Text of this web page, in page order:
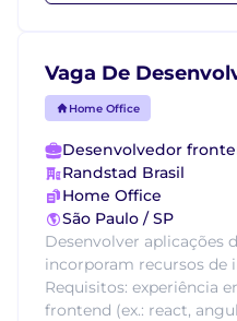
Vaga De
Home Office
Desenvolvedor
Randstad Brasil
Home Office
São Paulo / SP
Desenvolver aplicações
incorporam recursos de
Requisitos: experiência
frontend (ex.: react,